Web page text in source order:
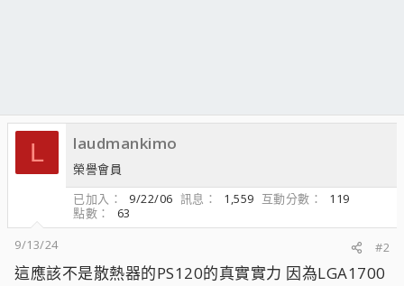
L laudmankimo
榮譽會員
已加入
9/22/06 訊息 1,559 互動分數
119
點數
63
9/13/24
#2
這應該不是散熱器的PS120的真實實力 因為LGA1700